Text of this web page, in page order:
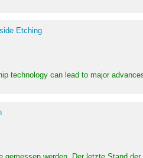
Etching
technology can lead to major